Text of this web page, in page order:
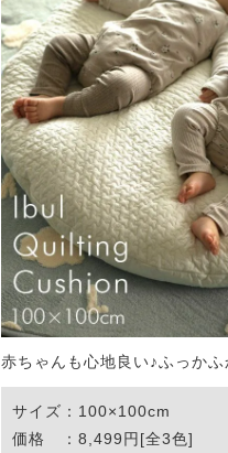
赤ちゃんも心地良い♪ふっか
サイズ：100×100cm
価格 ：8,499円[全3色]